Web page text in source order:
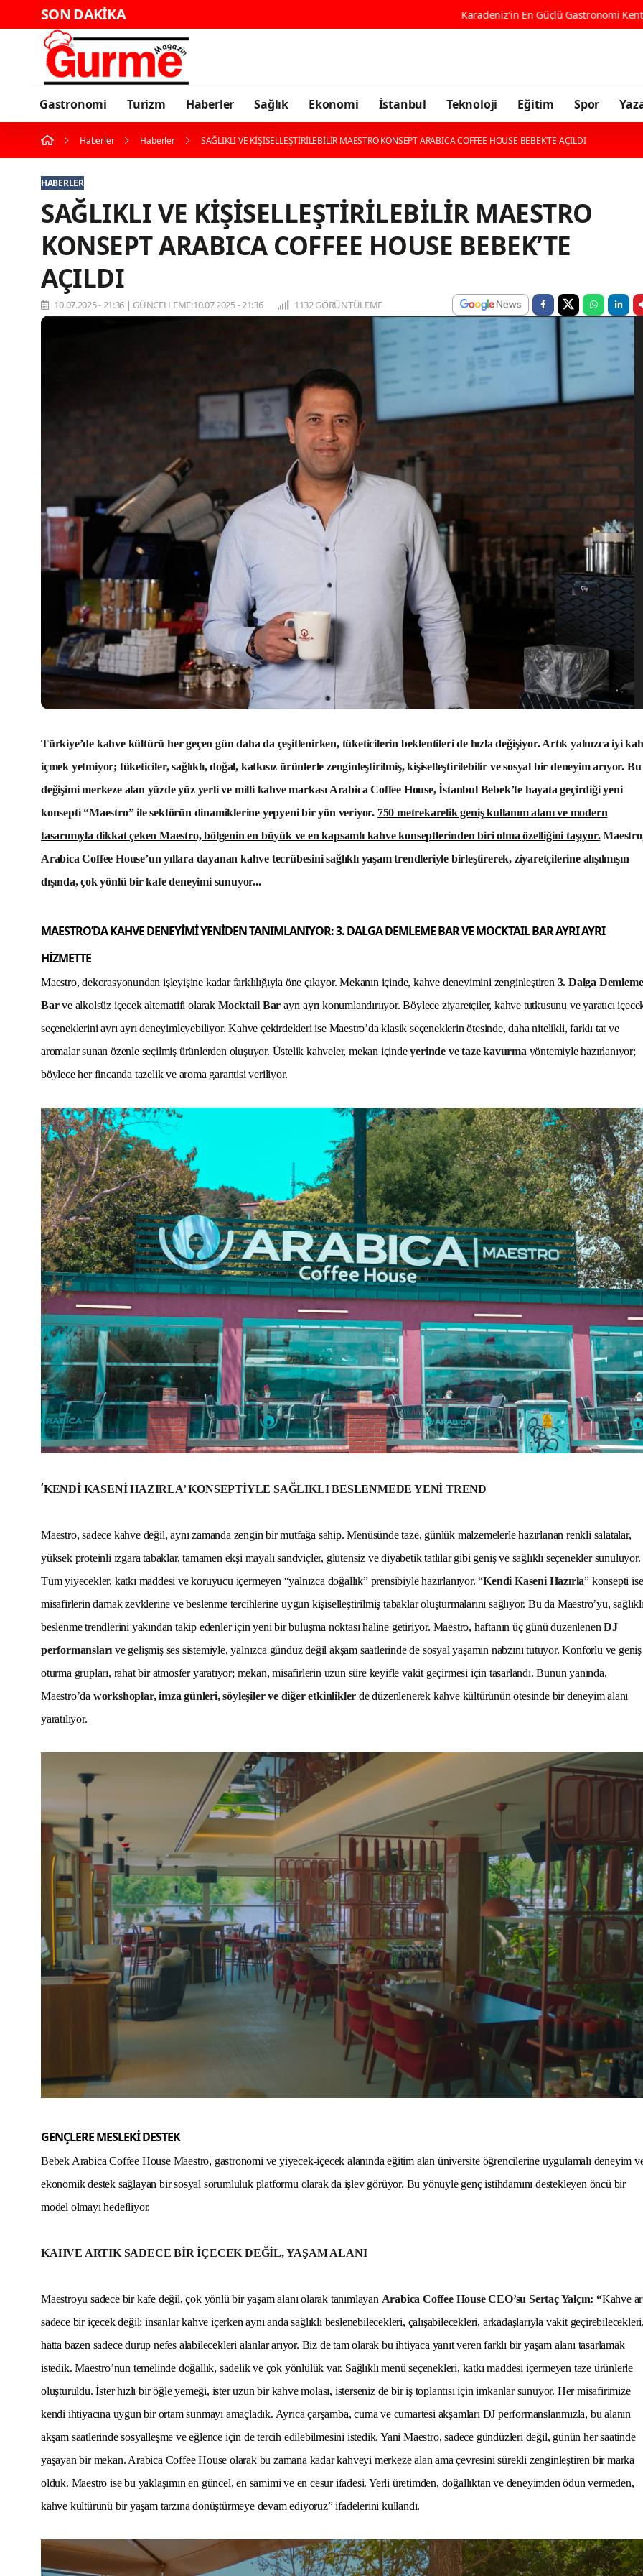
SON DAKİKA Karadeniz'in En Güçlü Gastronomi Kenti Ordu, 196 Çeşit Yöresel
Gastronomi Turizm Haberler Sağlık Ekonomi İstanbul Teknoloji Eğitim Spor
Haberler Haberler SAĞLIKLI VE KİŞİSELLEŞTİRİLEBİLİR MAESTRO KONSEPT ARABICA COFFEE HOUSE BEBEK’TE AÇILDI
HABERLER
SAĞLIKLI VE KİŞİSELLEŞTİRİLEBİLİR MAESTRO
KONSEPT ARABICA COFFEE HOUSE BEBEK’TE
AÇILDI
10.07.2025 - 21:36 | GÜNCELLEME:10.07.2025 - 21:36 1132 GÖRÜNTÜLEME
Türkiye’de kahve kültürü her geçen gün daha da çeşitlenirken, tüketicilerin beklentileri de hızla değişiyor.Artık yalnızca iyi
içmek yetmiyor; tüketiciler, sağlıklı, doğal, katkısız ürünlerle zenginleştirilmiş, kişiselleştirilebilir ve sosyal bir deneyim arıyor. Bu
değişimi merkeze alan yüzde yüz yerli ve milli kahve markası Arabica Coffee House, İstanbul Bebek’te hayata geçirdiği yeni
konsepti“Maestro”ile sektörün dinamiklerine yepyeni bir yön veriyor. 750 metrekarelik geniş kullanım alanı ve modern
tasarımıyla dikkat çeken Maestro, bölgenin en büyük ve en kapsamlı kahve konseptlerinden biri olma özelliğini taşıyor.
Arabica Coffee House’un yıllara dayanan kahve tecrübesini sağlıklı yaşam trendleriyle birleştirerek, ziyaretçilerine alışılmışın
dışında, çok yönlü bir kafe deneyimi sunuyor...
MAESTRO’DA KAHVE DENEYİMİ YENİDEN TANIMLANIYOR: 3. DALGA DEMLEME BAR VE MOCKTAIL BAR AYRI AYRI
HİZMETTE
Maestro, dekorasyonundan işleyişine kadar farklılığıyla öne çıkıyor. Mekanın içinde, kahve deneyimini zenginleştiren 3. Dalga Demleme
Barve alkolsüz içecek alternatifi olarak Mocktail Bar ayrı ayrı konumlandırııyor. Böylece ziyaretçiler, kahve tutkusunu ve yaratıcı
seçeneklerini ayrı ayrı deneyimleyebiliyor. Kahve çekirdekleri ise Maestro’da klasik seçeneklerin ötesinde, daha nitelikli, farklı tat ve
aromalar sunan özenle seçilmiş ürünlerden oluşuyor. Üstelik kahveler, mekan içindeyerinde ve taze kavurma yöntemiyle hazırlanıyor;
böylece her fincanda tazelik ve aroma garantisi veriliyor.
‘KENDİ KASENİ HAZIRLA’ KONSEPTİYLE SAĞLIKLI BESLENMEDE YENİ TREND
Maestro, sadece kahve değil, aynı zamanda zengin bir mutfağa sahip. Menüsünde taze, günlük malzemelerle hazırlanan renkli salatalar,
yüksek proteinli ızgara tabaklar, tamamen ekşi mayalı sandviçler, glutensiz ve diyabetik tatlılar gibi geniş ve sağlıklı seçenekler sunuluyor.
Tüm yiyecekler, katkı maddesi ve koruyucu içermeyen “yalnızca doğallık” prensibiyle hazırlanıyor. “Kendi Kaseni Hazırla” konsepti ise
misafirlerin damak zevklerine ve beslenme tercihlerine uygun kişiselleştirilmiş tabaklar oluşturmalarını sağlıyor. Bu da Maestro’yu,
beslenme trendlerini yakından takip edenler için yeni bir buluşma noktası haline getiriyor. Maestro, haftanın üç günü düzenlenenDJ
performansları ve gelişmiş ses sistemiyle, yalnızca gündüz değil akşam saatlerinde de sosyal yaşamın nabzını tutuyor. Konforlu ve geniş
oturma grupları, rahat bir atmosfer yaratıyor; mekan, misafirlerin uzun süre keyifle vakit geçirmesi için tasarlandı. Bunun yanında,
Maestro’da workshoplar, imza günleri, söyleşiler ve diğer etkinlikler de düzenlenerek kahve kültürünün ötesinde bir deneyim alanı
yaratılıyor.
GENÇLERE MESLEKİ DESTEK
Bebek Arabica Coffee House Maestro, gastronomi ve yiyecek-içecek alanında eğitim alan üniversite öğrencilerine uygulamalı deneyim
ekonomik destek sağlayan bir sosyal sorumluluk platformu olarak da işlev görüyor. Bu yönüyle genç istihdamını destekleyen öncü bir
model olmayı hedefliyor.
KAHVE ARTIK SADECE BİR İÇECEK DEĞİL, YAŞAM ALANI
Maestroyu sadece bir kafe değil, çok yönlü bir yaşam alanı olarak tanımlayan Arabica Coffee House CEO’suSertaç Yalçın:“Kahve
sadece bir içecek değil; insanlar kahve içerken aynı anda sağlıklı beslenebilecekleri, çalışabilecekleri, arkadaşlarıyla vakit
hatta bazen sadece durup nefes alabilecekleri alanlar arıyor. Biz de tam olarak bu ihtiyaca yanıt veren farklı bir yaşam alanı tasarlamak
istedik. Maestro’nun temelinde doğallık, sadelik ve çok yönlülük var. Sağlıklı menü seçenekleri, katkı maddesi içermeyen taze ürünlerle
oluşturuldu. İster hızlı bir öğle yemeği, ister uzun bir kahve molası, isterseniz de bir iş toplantısı için imkanlar sunuyor. Her misafirimize
kendi ihtiyacına uygun bir ortam sunmayı amaçladık. Ayrıca çarşamba, cuma ve cumartesi akşamları DJ performanslarımızla, bu alanın
akşam saatlerinde sosyalleşme ve eğlence için de tercih edilebilmesini istedik. Yani Maestro, sadece gündüzleri değil, günün her saatinde
yaşayan bir mekan. Arabica Coffee House olarak bu zamana kadar kahveyi merkeze alan ama çevresini sürekli zenginleştiren bir marka
olduk. Maestro ise bu yaklaşımın en güncel, en samimi ve en cesur ifadesi. Yerli üretimden, doğallıktan ve deneyimden ödün vermeden,
kahve kültürünü bir yaşam tarzına dönüştürmeye devam ediyoruz” ifadelerini kullandı.